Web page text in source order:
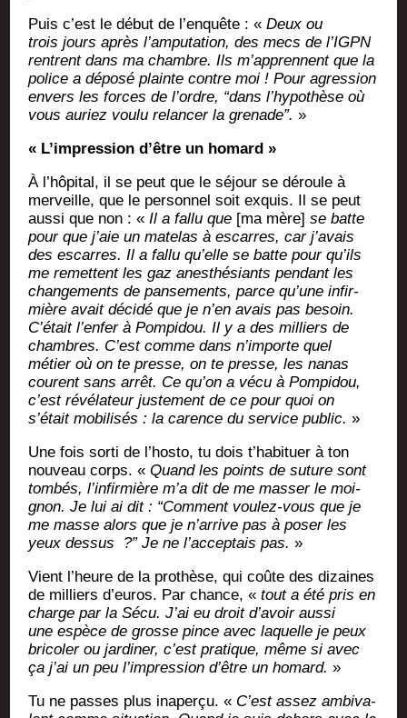
Puis c’est le début de l’enquête : «Deux ou
trois jours après l’amputation, des mecs de l’IGPN
rentrent dans ma chambre. Ils m’apprennent que la
police a dépo­sé plainte contre moi ! Pour agres­sion
envers les forces de l’ordre, “dans l’hypothèse où
vous auriez vou­lu relan­cer la gre­nade”. »
« L’impression d’être un homard »
À l’hôpital, il se peut que le séjour se déroule à
mer­veille, que le per­son­nel soit exquis. Il se peut
aus­si que non : « Il a fal­lu que [ma mère]se batte
pour que j’aie un mate­las à escarres, car j’avais
des escarres. Il a fal­lu qu’elle se batte pour qu’ils
me remettent les gaz anes­thé­siants pen­dant les
chan­ge­ments de pan­se­ments, parce qu’une infir­
mière avait déci­dé que je n’en avais pas besoin.
C’était l’enfer à Pom­pi­dou. Il y a des mil­liers de
chambres. C’est comme dans n’importe quel
métier où on te presse, on te presse, les nanas
courent sans arrêt. Ce qu’on a vécu à Pom­pi­dou,
c’est révé­la­teur jus­te­ment de ce pour quoi on
s’était mobi­li­sés : la carence du ser­vice public. »
Une fois sor­ti de l’hosto, tu dois t’habituer à ton
nou­veau corps. «Quand les points de suture sont
tom­bés, l’infirmière m’a dit de me mas­ser le moi­
gnon. Je lui ai dit : “Com­ment vou­lez-vous que je
me masse alors que je n’arrive pas à poser les
yeux des­sus
?” Je ne l’acceptais pas. »
Vient l’heure de la pro­thèse, qui coûte des dizaines
de mil­liers d’euros. Par chance, «tout a été pris en
charge par la Sécu. J’ai eu droit d’avoir aus­si
une espèce de grosse pince avec laquelle je peux
bri­co­ler ou jar­di­ner, c’est pra­tique, même si avec
ça j’ai un peu l’impression d’être un homard. »
Tu ne passes plus inaper­çu. « C’est assez ambi­va­